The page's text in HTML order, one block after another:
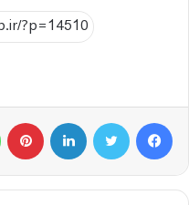
فیسبوک توییتر لینکداین